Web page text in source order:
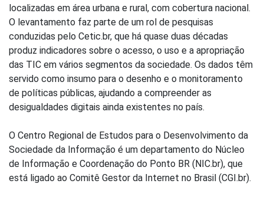
localizadas em área urbana e rural, com cobertura nacional.
O levantamento faz parte de um rol de pesquisas
conduzidas pelo Cetic.br, que há quase duas décadas
produz indicadores sobre o acesso, o uso e a apropriação
das TIC em vários segmentos da sociedade. Os dados têm
servido como insumo para o desenho e o monitoramento
de políticas públicas, ajudando a compreender as
desigualdades digitais ainda existentes no país.
O Centro Regional de Estudos para o Desenvolvimento da
Sociedade da Informação é um departamento do Núcleo
de Informação e Coordenação do Ponto BR (NIC.br), que
está ligado ao Comitê Gestor da Internet no Brasil (CGI.br).